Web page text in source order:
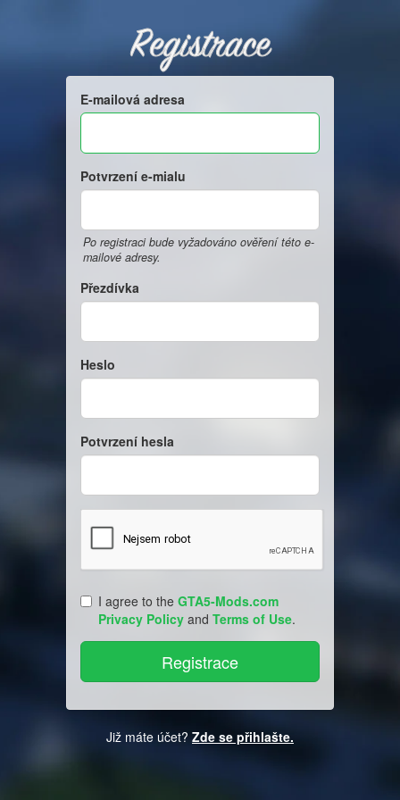
Registrace
E-mailová adresa
Potvrzení e-mialu
Po registraci bude vyžadováno ověření této e-
mailové adresy.
Přezdívka
Heslo
Potvrzení hesla
I agree to the GTA5-Mods.com
Privacy Policy and Terms of Use.
Již máte účet? Zde se přihlašte.